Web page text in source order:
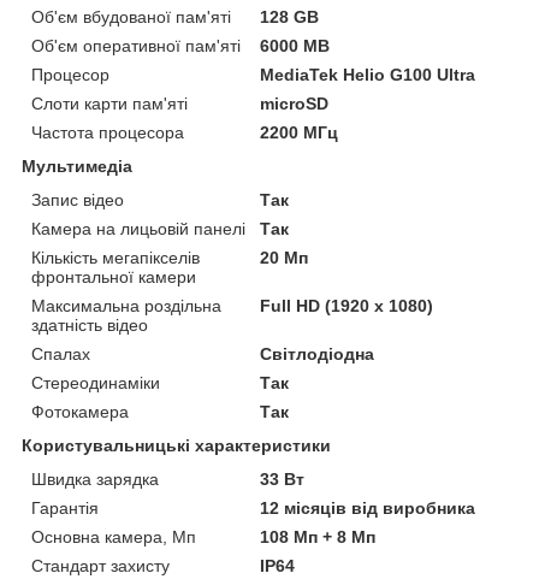
Об'єм вбудованої пам'яті
128 GB
Об'єм оперативної пам'яті
6000 MB
Процесор
MediaTek Helio G100 Ultra
Слоти карти пам'яті
microSD
Частота процесора
2200 МГц
Мультимедіа
Запис відео
Так
Камера на лицьовій панелі
Так
Кількість мегапікселів
фронтальної камери
20 Мп
Максимальна роздільна
здатність відео
Full HD (1920 x 1080)
Спалах
Світлодіодна
Стереодинаміки
Так
Фотокамера
Так
Користувальницькі характеристики
Швидка зарядка
33 Вт
Гарантія
12 місяців від виробника
Основна камера, Мп
108 Мп + 8 Мп
Стандарт захисту
IP64